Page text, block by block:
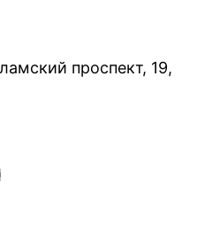
проспект, 19,